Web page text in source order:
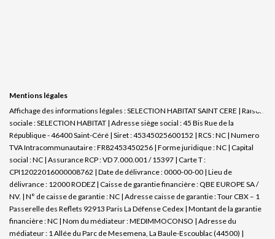
Mentions légales
Affichage des informations légales : SELECTION HABITAT SAINT CERE | Raison
sociale : SELECTION HABITAT | Adresse siège social : 45 Bis Rue de la
République - 46400 Saint-Céré | Siret : 45345025600152 | RCS : NC | Numero
TVA Intracommunautaire : FR82453450256 | Forme juridique : NC | Capital
social : NC | Assurance RCP : VD 7.000.001 / 15397 | Carte T :
CPI12022016000008762 | Date de délivrance : 0000-00-00 | Lieu de
délivrance : 12000 RODEZ | Caisse de garantie financière : QBE EUROPE SA /
NV. | N° de caisse de garantie : NC | Adresse caisse de garantie : Tour CBX – 1
Passerelle des Reflets 92913 Paris La Défense Cedex | Montant de la garantie
financière : NC | Nom du médiateur : MEDIMMOCONSO | Adresse du
médiateur : 1 Allée du Parc de Mesemena, La Baule-Escoublac (44500) |